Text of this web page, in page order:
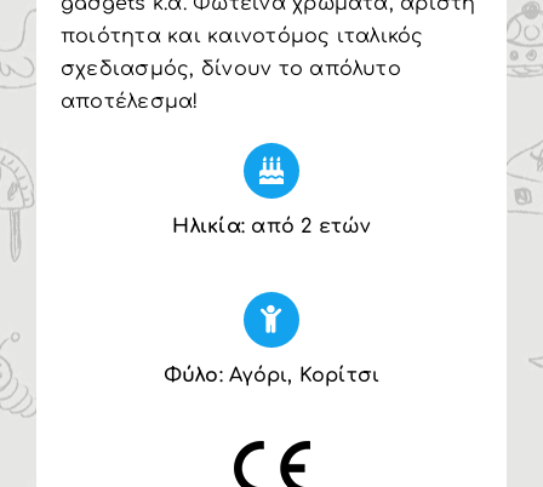
ποιότητα και καινοτόμος ιταλικός
σχεδιασμός, δίνουν το απόλυτο
αποτέλεσμα!
Ηλικία: από 2 ετών
Φύλο: Αγόρι, Κορίτσι